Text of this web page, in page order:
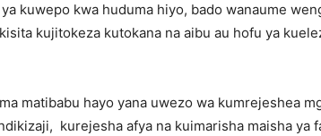
kuwepo kwa huduma hiyo, bado wanaume
kujitokeza kutokana na aibu au hofu ya
matibabu hayo yana uwezo wa kumrejeshea
kurejesha afya na kuimarisha maisha ya